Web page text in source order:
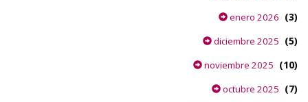
enero 2026 (3)
diciembre 2025 (5)
noviembre 2025 (10)
octubre 2025 (7)